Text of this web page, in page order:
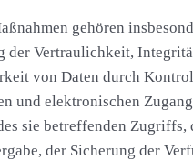
gehören
der Vertraulichkeit,
von Daten durch
und elektronischen
sie betreffenden Zugriffs,
der Sicherung der